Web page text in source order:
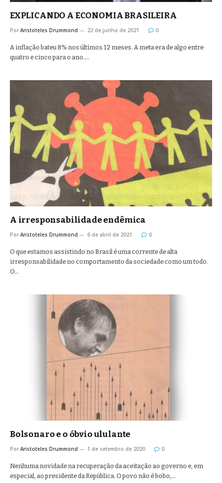
EXPLICANDO A ECONOMIA BRASILEIRA
Por Aristoteles Drummond 22 de junho de 2021 0
A inflação bateu 8% nos últimos 12 meses. A meta era de algo entre
quatro e cinco para o ano.…
A irresponsabilidade endêmica
Por Aristoteles Drummond 6 de abril de 2021 0
O que estamos assistindo no Brasil é uma corrente de alta
irresponsabilidade no comportamento da sociedade como um todo.
O…
Bolsonaro e o óbvio ululante
Por Aristoteles Drummond 1 de setembro de 2020 0
Nenhuma novidade na recuperação da aceitação ao governo e, em
especial, ao presidente da República. O povo não é bobo,…